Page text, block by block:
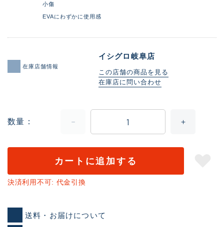
小傷
EVAにわずかに使用感
在庫店舗情報
イシグロ岐阜店
この店舗の商品を見る
在庫店に問い合わせ
数量
カートに追加する
決済利用不可: 代金引換
送料・お届けについて